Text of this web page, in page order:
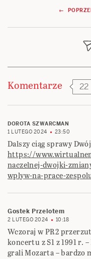
Nawigacja
wpisu
←
Komentarze 22
DOROTA SZWARCMAN
1 LUTEGO 2024
23:50
Dalszy ciąg sprawy
https://
naczelnej-dwojki-
wplyw-na-prace-
Gostek Przelotem
2 LUTEGO 2024 10:18
Wczoraj w PR2
koncertu z S1 z 1991 r.
grali Mozarta – bardzo